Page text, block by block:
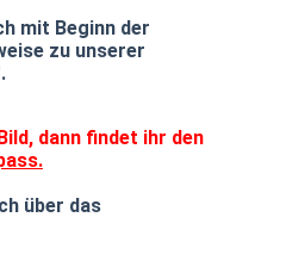
mit Beginn der
zu unserer
dann findet ihr den
über das